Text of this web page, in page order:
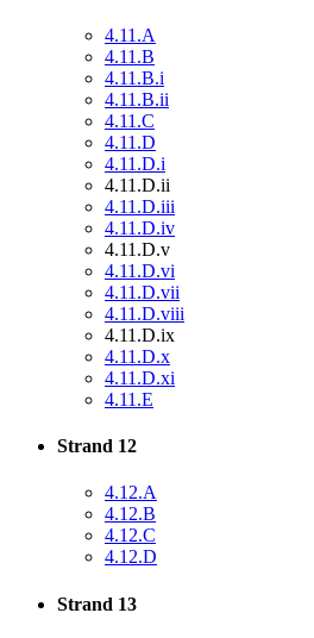
4.11.A
4.11.B
4.11.B.i
4.11.B.ii
4.11.C
4.11.D
4.11.D.i
4.11.D.ii
4.11.D.iii
4.11.D.iv
4.11.D.v
4.11.D.vi
4.11.D.vii
4.11.D.viii
4.11.D.ix
4.11.D.x
4.11.D.xi
4.11.E
Strand 12
4.12.A
4.12.B
4.12.C
4.12.D
Strand 13